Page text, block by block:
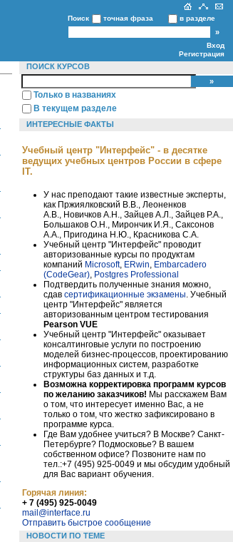
Поиск точная фраза в разделе
Вход
Регистрация
ПОИСК КУРСОВ
Только в названиях
В текущем разделе
ИНТЕРЕСНЫЕ ФАКТЫ
Учебный центр "Интерфейс" - в десятке
ведущих учебных центров России в сфере
IT.
У нас преподают такие известные эксперты,
как Пржиялковский В.В., Леоненков
А.В., Новичков А.Н., Зайцев А.Л., Зайцев Р.А.,
Большаков О.Н., Мирончик И.Я., Саксонов
А.А., Пригодина Н.Ю., Красникова С.А.
Учебный центр "Интерфейс" проводит
авторизованные курсы по продуктам
компаний Microsoft, ERwin Embarcadero
(CodeGear) Postgres Professional
Подтвердить полученные знания можно,
сдав сертификационные экзамены . Учебный
центр "Интерфейс" является
авторизованным центром тестирования
Pearson VUE
Учебный центр "Интерфейс" оказывает
консалтинговые услуги по построению
моделей бизнес-процессов, проектированию
информационных систем, разработке
структуры баз данных и т.д.
Возможна корректировка программ курсов
по желанию заказчиков! Мы расскажем Вам
о том, что интересует именно Вас, а не
только о том, что жестко зафиксировано в
программе курса.
Где Вам удобнее учиться? В Москве? Санкт-
Петербурге? Подмосковье? В вашем
собственном офисе? Позвоните нам по
тел.:+7 (495) 925-0049 и мы обсудим удобный
для Вас вариант обучения.
Горячая линия:
+ 7 (495) 925-0049
mail@interface.ru
Отправить быстрое сообщение
НОВОСТИ ПО ТЕМЕ